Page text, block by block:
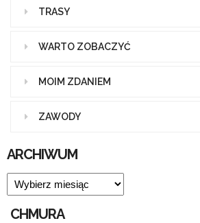
TRASY
WARTO ZOBACZYĆ
MOIM ZDANIEM
ZAWODY
ARCHIWUM
ARCHIWUM
CHMURA